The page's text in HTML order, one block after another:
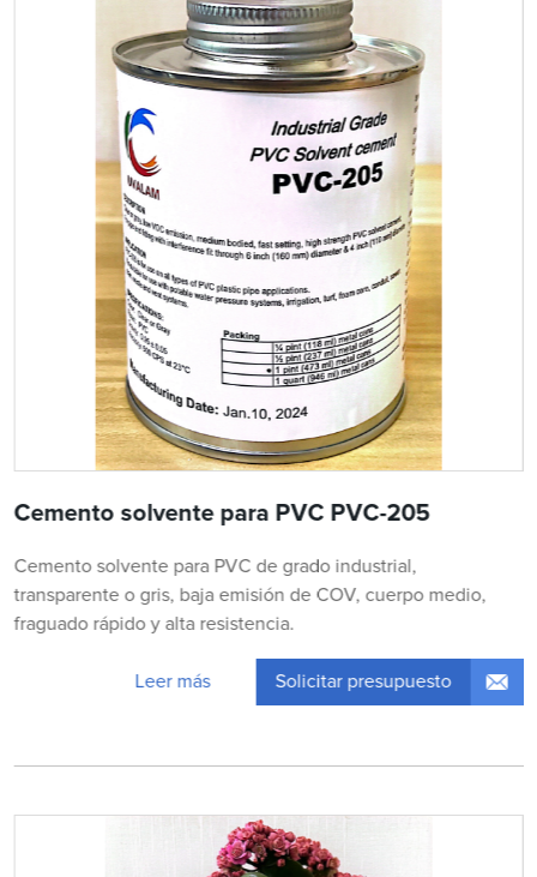
Cemento solvente para PVC PVC-205
Cemento solvente para PVC de grado industrial,
transparente o gris, baja emisión de COV, cuerpo medio,
fraguado rápido y alta resistencia.
Leer más Solicitar presupuesto